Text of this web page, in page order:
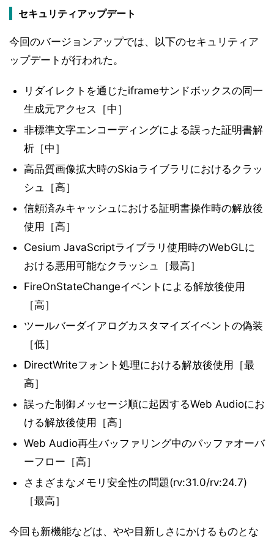
セキュリティアップデート
今回のバージョンアップでは、以下のセキュリティア
ップデートが行われた。
リダイレクトを通じたiframeサンドボックスの同一
生成元アクセス［中］
非標準文字エンコーディングによる誤った証明書解
析［中］
高品質画像拡大時のSkiaライブラリにおけるクラッ
シュ［高］
信頼済みキャッシュにおける証明書操作時の解放後
使用［高］
Cesium JavaScriptライブラリ使用時のWebGLに
おける悪用可能なクラッシュ［最高］
FireOnStateChangeイベントによる解放後使用
［高］
ツールバーダイアログカスタマイズイベントの偽装
［低］
DirectWriteフォント処理における解放後使用［最
高］
誤った制御メッセージ順に起因するWeb Audioにお
ける解放後使用［高］
Web Audio再生バッファリング中のバッファオーバ
ーフロー［高］
さまざまなメモリ安全性の問題(rv:31.0/rv:24.7)
［最高］
今回も新機能などは、やや目新しさにかけるものとな